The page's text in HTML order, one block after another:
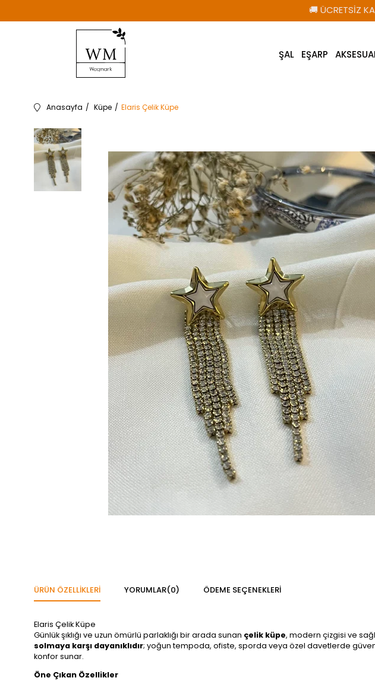
🚚 ÜCRETSİZ
ŞAL EŞARP
Anasayfa Küpe Elaris Çelik Küpe
ÜRÜN ÖZELLIKLERI YORUMLAR(0) ÖDEME SEÇENEKLERI
Elaris Çelik Küpe
Günlük şıklığı ve uzun ömürlü parlaklığı bir arada sunan çelik küpe, modern çizgisi ve
solmaya karşı dayanıklıdır; yoğun tempoda, ofiste, sporda veya özel davetlerde
konfor sunar.
Öne Çıkan Özellikler